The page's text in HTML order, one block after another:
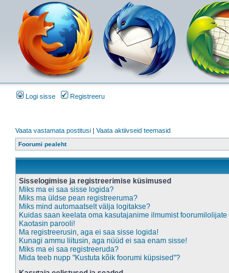
Logi sisse Registreeru
Vaata vastamata postitusi | Vaata aktiivseid teemasid
Foorumi pealeht
Sisselogimise ja registreerimise küsimused
Miks ma ei saa sisse logida?
Miks ma üldse pean registreeruma?
Miks mind automaatselt välja logitakse?
Kuidas saan keelata oma kasutajanime ilmumist
Kaotasin parooli!
Ma registreerusin, aga ei saa sisse logida!
Kunagi ammu liitusin, aga nüüd ei saa enam sisse!
Miks ma ei saa registreeruda?
Mida teeb nupp "Kustuta kõik foorumi küpsised"?